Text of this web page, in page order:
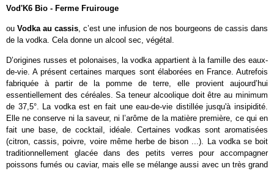
Vod'K6 Bio - Ferme Fruirouge
ouVodka au cassis, c’est une infusion de nos bourgeons de cassis dans
de la vodka. Cela donne un alcool sec, végétal.
D’origines russes et polonaises, la vodka appartient à la famille des eaux-
de-vie. A présent certaines marques sont élaborées en France. Autrefois
fabriquée à partir de la pomme de terre, elle provient aujourd’hui
essentiellement des céréales. Sa teneur alcoolique doit être au minimum
de 37,5°. La vodka est en fait une eau-de-vie distillée jusqu'à insipidité.
Elle ne conserve ni la saveur, ni l’arôme de la matière première, ce qui en
fait une base, de cocktail, idéale. Certaines vodkas sont aromatisées
(citron, cassis, poivre, voire même herbe de bison ...). La vodka se boit
traditionnellement glacée dans des petits verres pour accompagner
poissons fumés ou caviar, mais elle se mélange aussi avec un très grand